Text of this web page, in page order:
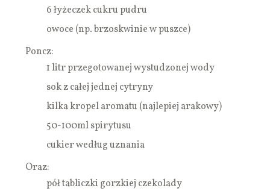
6 łyżeczek cukru pudru
owoce (np. brzoskwinie w puszce)
Poncz:
1 litr przegotowanej wystudzonej wody
sok z całej jednej cytryny
kilka kropel aromatu (najlepiej arakowy)
50-100ml spirytusu
cukier według uznania
Oraz:
pół tabliczki gorzkiej czekolady